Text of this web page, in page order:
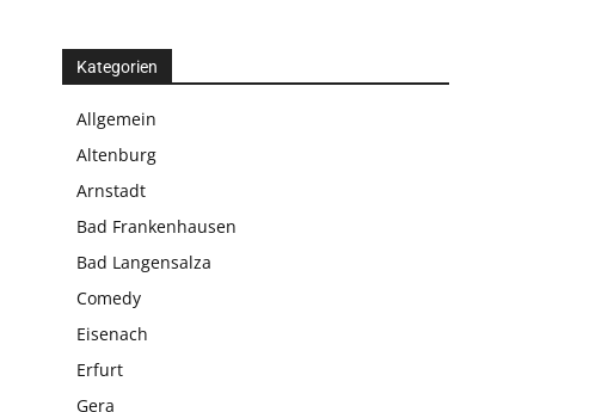
Kategorien
Allgemein
Altenburg
Arnstadt
Bad Frankenhausen
Bad Langensalza
Comedy
Eisenach
Erfurt
Gera